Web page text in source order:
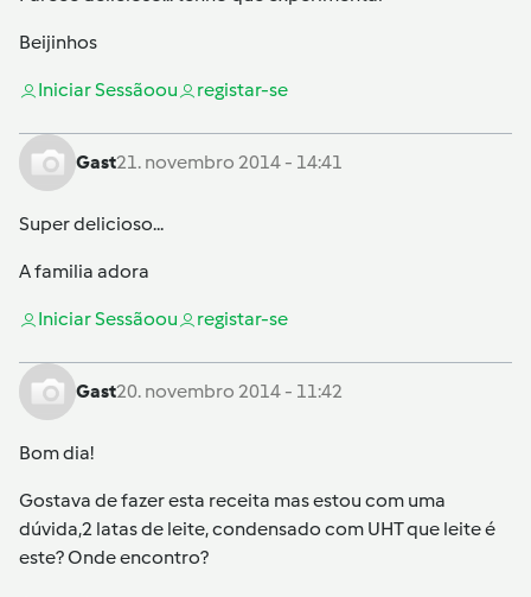
Beijinhos
Iniciar Sessãoou registar-se
Gast21. novembro 2014 - 14:41
Super delicioso...
A familia adora
Iniciar Sessãoou registar-se
Gast20. novembro 2014 - 11:42
Bom dia!
Gostava de fazer esta receita mas estou com uma
dúvida,2 latas de leite, condensado com UHT que leite é
este? Onde encontro?